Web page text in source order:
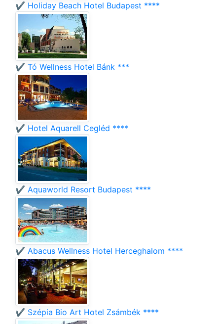
✔️ Holiday Beach Hotel Budapest ****
✔️ Tó Wellness Hotel Bánk ***
✔️ Hotel Aquarell Cegléd ****
✔️ Aquaworld Resort Budapest ****
✔️ Abacus Wellness Hotel Herceghalom ****
✔️ Szépia Bio Art Hotel Zsámbék ****